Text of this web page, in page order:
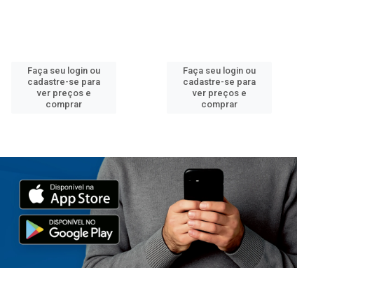
Faça seu login ou
cadastre-se para
ver preços e
comprar
Faça seu login ou
cadastre-se para
ver preços e
comprar